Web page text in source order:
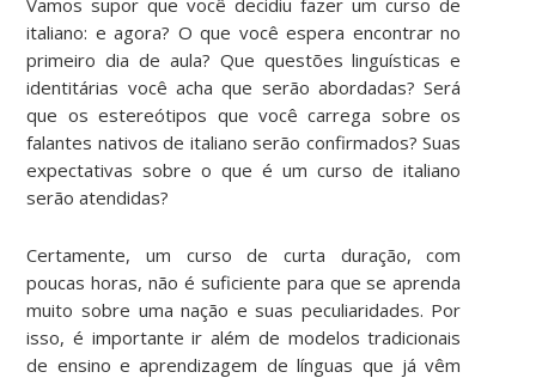
italiano: e agora? O que você espera encontrar no
primeiro dia de aula? Que questões linguísticas e
identitárias você acha que serão abordadas? Será
que os estereótipos que você carrega sobre os
falantes nativos de italiano serão confirmados? Suas
expectativas sobre o que é um curso de italiano
serão atendidas?
Certamente, um curso de curta duração, com
poucas horas, não é suficiente para que se aprenda
muito sobre uma nação e suas peculiaridades. Por
isso, é importante ir além de modelos tradicionais
de ensino e aprendizagem de línguas que já vêm